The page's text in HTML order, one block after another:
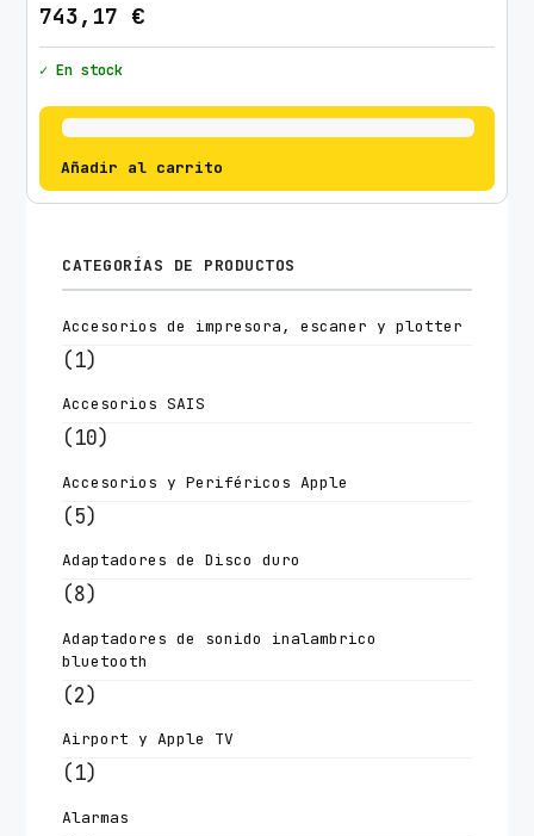
743,17 €
✓ En stock
Añadir al carrito
CATEGORÍAS DE PRODUCTOS
Accesorios de impresora, escaner y plotter
(1)
Accesorios SAIS
(10)
Accesorios y Periféricos Apple
(5)
Adaptadores de Disco duro
(8)
Adaptadores de sonido inalambrico
bluetooth
(2)
Airport y Apple TV
(1)
Alarmas